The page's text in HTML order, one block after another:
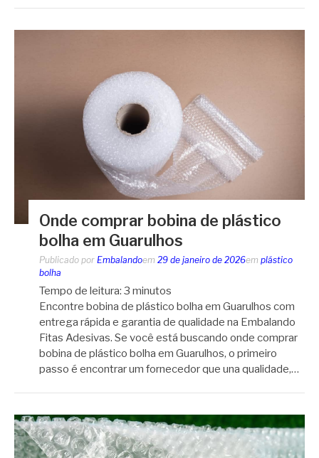
Onde comprar bobina de plástico
bolha em Guarulhos
Publicado por Embalandoem 29 de janeiro de 2026em plástico
bolha
Tempo de leitura: 3 minutos
Encontre bobina de plástico bolha em Guarulhos com
entrega rápida e garantia de qualidade na Embalando
Fitas Adesivas. Se você está buscando onde comprar
bobina de plástico bolha em Guarulhos, o primeiro
passo é encontrar um fornecedor que una qualidade,…